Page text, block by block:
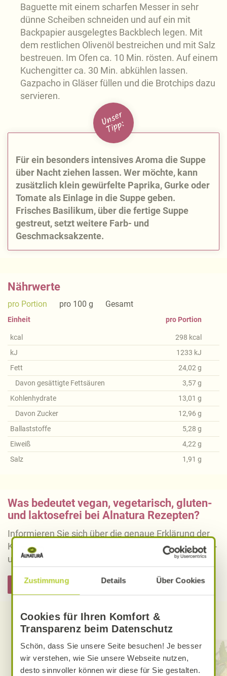
Zustimmung Details Über Cookies
Cookies für Ihren Komfort &
Transparenz beim Datenschutz
Schön, dass Sie unsere Seite besuchen! Je besser
wir verstehen, wie Sie unsere Webseite nutzen,
desto sinnvoller können wir diese für Sie gestalten.
Baguette mit einem scharfen Messer in sehr
dünne Scheiben schneiden und auf ein mit
Backpapier ausgelegtes Backblech legen. Mit
dem restlichen Olivenöl bestreichen und mit Salz
bestreuen. Im Ofen ca. 10 Min. rösten. Auf einem
Kuchengitter ca. 30 Min. abkühlen lassen.
Gazpacho in Gläser füllen und die Brotchips dazu
servieren.
U
n
s
e
r
Ti
p
p:
Für ein besonders intensives Aroma die Suppe
über Nacht ziehen lassen. Wer möchte, kann
zusätzlich klein gewürfelte Paprika, Gurke oder
Tomate als Einlage in die Suppe geben.
Frisches Basilikum, über die fertige Suppe
gestreut, setzt weitere Farb- und
Geschmacksakzente.
Nährwerte
pro Portion pro 100 g Gesamt
Einheit
kcal
kJ
Fett
Davon gesättigte Fettsäuren
Kohlenhydrate
Davon Zucker
Ballaststoffe
Eiweiß
Salz
pro Portion
298 kcal
1233 kJ
24,02 g
3,57g
13,01 g
12,96 g
5,28 g
4,22 g
1,91 g
Was bedeutet vegan, vegetarisch, gluten-
und laktosefrei bei Alnatura Rezepten?
Informieren Sie sich über die genaue Erklärung der
Kennzeichnung von veganen, vegetarischen, gluten-
und laktosefreien Alnatura Rezepten.
Hier informieren
Entdecken Sie weitere Rezepte